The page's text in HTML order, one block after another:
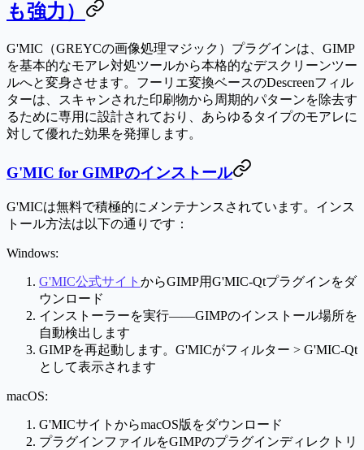
も強力）
G'MIC（GREYCの画像処理マジック）プラグインは、GIMP
を基本的なモアレ対処ツールから本格的なデスクリーンツー
ルへと変身させます。フーリエ変換ベースのDescreenフィル
ターは、スキャンされた印刷物から周期的パターンを除去す
るために専用に設計されており、あらゆるタイプのモアレに
対して優れた効果を発揮します。
G'MIC for GIMPのインストール
G'MICは無料で積極的にメンテナンスされています。インス
トール方法は以下の通りです：
Windows:
G'MIC公式サイト からGIMP用G'MIC-Qtプラグインをダ
ウンロード
インストーラーを実行——GIMPのインストール場所を
自動検出します
GIMPを再起動します。G'MICがフィルター > G'MIC-Qt
として表示されます
macOS:
G'MICサイトからmacOS版をダウンロード
プラグインファイルをGIMPのプラグインディレクトリ